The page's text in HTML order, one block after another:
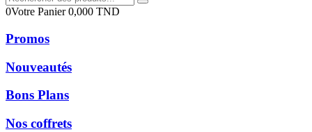
0Votre Panier0,000 TND
Promos
Nouveautés
Bons Plans
Nos coffrets